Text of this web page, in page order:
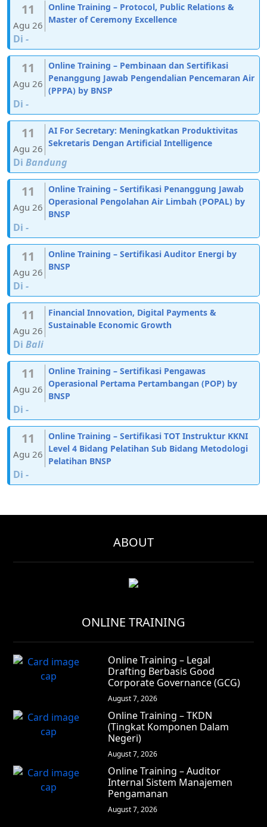
11
Agu 26
Online Training – Protocol, Public Relations &
Master of Ceremony Excellence
Di -
11
Agu 26
Online Training – Pembinaan dan Sertifikasi
Penanggung Jawab Pengendalian Pencemaran Air
(PPPA) by BNSP
Di -
11
Agu 26
AI For Secretary: Meningkatkan Produktivitas
Sekretaris Dengan Artificial Intelligence
Di Bandung
11
Agu 26
Online Training – Sertifikasi Penanggung Jawab
Operasional Pengolahan Air Limbah (POPAL) by
BNSP
Di -
11
Agu 26
Online Training – Sertifikasi Auditor Energi by
BNSP
Di -
11
Agu 26
Financial Innovation, Digital Payments &
Sustainable Economic Growth
Di Bali
11
Agu 26
Online Training – Sertifikasi Pengawas
Operasional Pertama Pertambangan (POP) by
BNSP
Di -
11
Agu 26
Online Training – Sertifikasi TOT Instruktur KKNI
Level 4 Bidang Pelatihan Sub Bidang Metodologi
Pelatihan BNSP
Di -
ABOUT
ONLINE TRAINING
Online Training – Legal
Drafting Berbasis Good
Corporate Governance (GCG)
August 7, 2026
Online Training – TKDN
(Tingkat Komponen Dalam
Negeri)
August 7, 2026
Online Training – Auditor
Internal Sistem Manajemen
Pengamanan
August 7, 2026